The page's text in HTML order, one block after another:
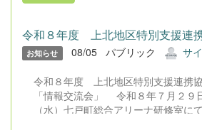
お知らせ 08/05 パブリック サ
令和８年度 上北地区特別支援連携
「情報交流会」 令和８年７月２９
（水）七戸町総合アリーナ研修室に